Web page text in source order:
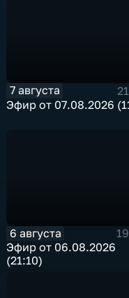
7 августа
Эфир от 07.08.2026
6 августа
Эфир от 06.08.2026
(21:10)